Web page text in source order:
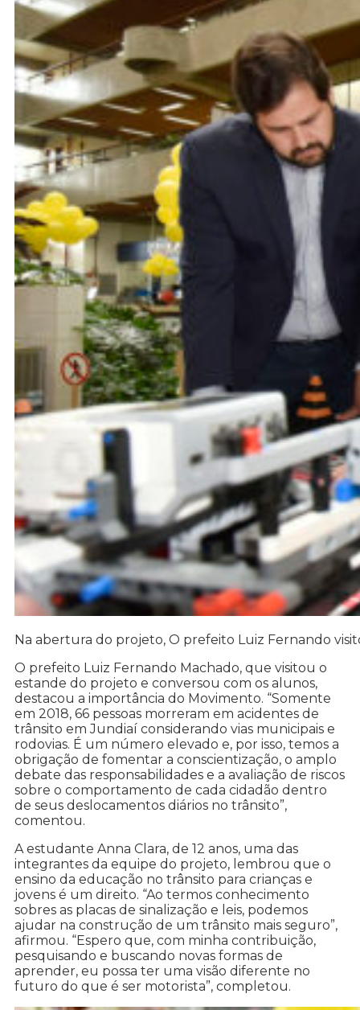
Na abertura do projeto, O prefeito Luiz Fernando
O prefeito Luiz Fernando Machado, que visitou o
estande do projeto e conversou com os alunos,
destacou a importância do Movimento. “Somente
em 2018, 66 pessoas morreram em acidentes de
trânsito em Jundiaí considerando vias municipais e
rodovias. É um número elevado e, por isso, temos a
obrigação de fomentar a conscientização, o amplo
debate das responsabilidades e a avaliação de riscos
sobre o comportamento de cada cidadão dentro
de seus deslocamentos diários no trânsito”,
comentou.
A estudante Anna Clara, de 12 anos, uma das
integrantes da equipe do projeto, lembrou que o
ensino da educação no trânsito para crianças e
jovens é um direito. “Ao termos conhecimento
sobres as placas de sinalização e leis, podemos
ajudar na construção de um trânsito mais seguro”,
afirmou. “Espero que, com minha contribuição,
pesquisando e buscando novas formas de
aprender, eu possa ter uma visão diferente no
futuro do que é ser motorista”, completou.